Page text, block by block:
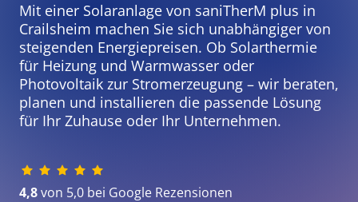
Mit einer Solaranlage von saniTherM plus in
Crailsheim machen Sie sich unabhängiger von
steigenden Energiepreisen. Ob Solarthermie
für Heizung und Warmwasser oder
Photovoltaik zur Stromerzeugung – wir beraten,
planen und installieren die passende Lösung
für Ihr Zuhause oder Ihr Unternehmen.
4,8 von 5,0 bei Google Rezensionen